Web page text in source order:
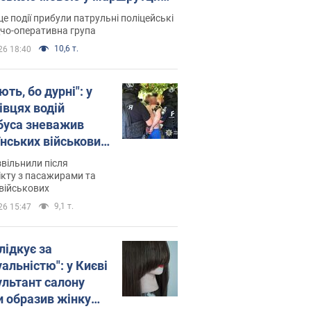
склала адмінпротокол.
події прибули патрульні поліцейські
оперативна група
18:40 10,6 т.
бо дурні": у
водій
зневажив
військових
Відео
після
з пасажирами та
15:47 9,1 т.
за
у Києві
салону
образив жінку